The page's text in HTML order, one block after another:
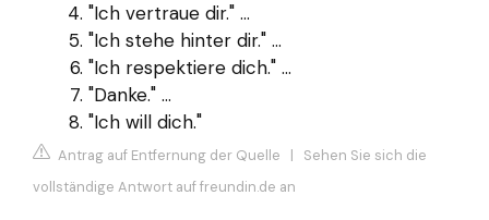
"Ich vertraue dir." ...
"Ich stehe hinter dir." ...
"Ich respektiere dich." ...
"Danke." ...
"Ich will dich."
Antrag auf Entfernung der Quelle | Sehen Sie sich die
vollständige Antwort auf freundin.de an